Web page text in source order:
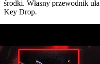
środki. Własny przewodnik
Key Drop.